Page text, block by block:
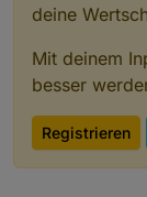
deine
Mit deinem
besser
Registrieren